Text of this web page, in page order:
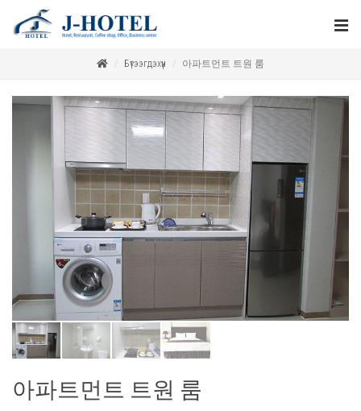
Бүтээгдэхүүн 아파트먼트 트원 룸
아파트먼트 트원 룸